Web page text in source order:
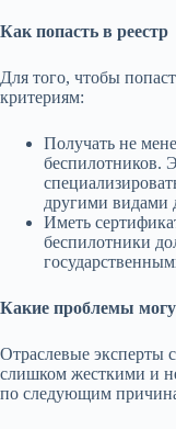
Как попасть в реестр
Для того, чтобы
критериям:
Получать не
беспилотников.
другими видами
Иметь
беспилотники
Какие проблемы
Отраслевые эксперты
слишком жесткими и
по следующим